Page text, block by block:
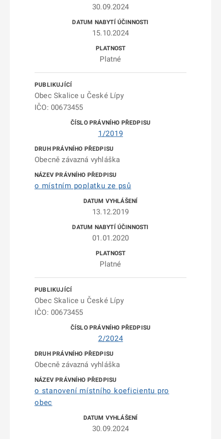
30.09.2024
15.10.2024
Platné
Obec Skalice u České Lípy
IČO: 00673455
1/2019
Obecně závazná vyhláška
o místním poplatku ze psů
13.12.2019
01.01.2020
Platné
Obec Skalice u České Lípy
IČO: 00673455
2/2024
Obecně závazná vyhláška
o stanovení místního koeficientu pro
obec
30.09.2024